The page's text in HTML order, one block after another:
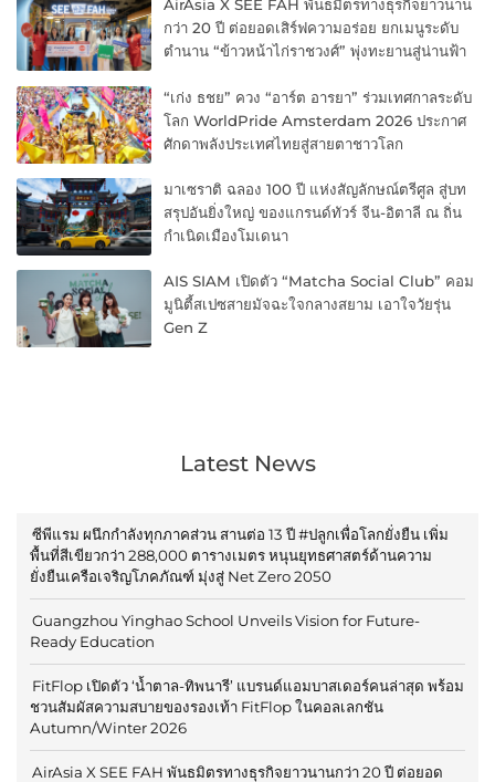
AirAsia X SEE FAH พันธมิตรทางธุรกิจยาวนาน
กว่า 20 ปี ต่อยอดเสิร์ฟความอร่อย ยกเมนูระดับ
ตำนาน “ข้าวหน้าไก่ราชวงศ์” พุ่งทะยานสู่น่านฟ้า
“เก่ง ธชย” ควง “อาร์ต อารยา” ร่วมเทศกาลระดับ
โลก WorldPride Amsterdam 2026 ประกาศ
ศักดาพลังประเทศไทยสู่สายตาชาวโลก
มาเซราติ ฉลอง 100 ปี แห่งสัญลักษณ์ตรีศูล สู่บท
สรุปอันยิ่งใหญ่ ของแกรนด์ทัวร์ จีน-อิตาลี ณ ถิ่น
กำเนิดเมืองโมเดนา
AIS SIAM เปิดตัว “Matcha Social Club” คอม
มูนิตี้สเปซสายมัจฉะใจกลางสยาม เอาใจวัยรุ่น
Gen Z
Latest News
ซีพีแรม ผนึกกำลังทุกภาคส่วน สานต่อ 13 ปี #ปลูกเพื่อโลกยั่งยืน เพิ่ม
พื้นที่สีเขียวกว่า 288,000 ตารางเมตร หนุนยุทธศาสตร์ด้านความ
ยั่งยืนเครือเจริญโภคภัณฑ์ มุ่งสู่ Net Zero 2050
Guangzhou Yinghao School Unveils Vision for Future-
Ready Education
FitFlop เปิดตัว ‘น้ำตาล-ทิพนารี’ แบรนด์แอมบาสเดอร์คนล่าสุด พร้อม
ชวนสัมผัสความสบายของรองเท้า FitFlop ในคอลเลกชัน
Autumn/Winter 2026
AirAsia X SEE FAH พันธมิตรทางธุรกิจยาวนานกว่า 20 ปี ต่อยอด